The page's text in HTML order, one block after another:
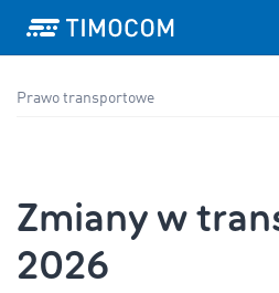
Prawo transportowe
Zmiany w
2026